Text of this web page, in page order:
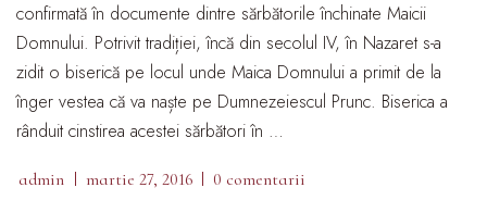
confirmată în documente dintre sărbătorile închinate Maicii
Domnului. Potrivit tradiției, încă din secolul IV, în Nazaret s-a
zidit o biserică pe locul unde Maica Domnului a primit de la
înger vestea că va naște pe Dumnezeiescul Prunc. Biserica a
rânduit cinstirea acestei sărbători în …
admin martie 27, 2016 0 comentarii